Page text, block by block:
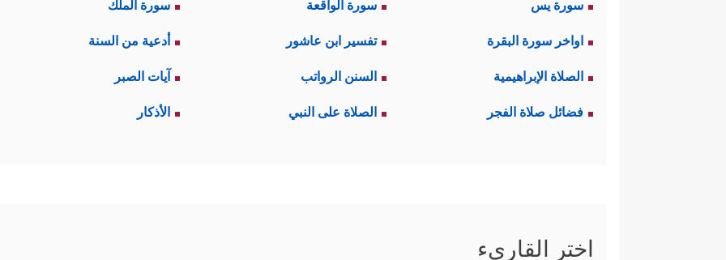
سورة يس سورة الواقعة سورة الملك
اواخر سورة البقرة تفسير ابن عاشور أدعية من السنة
الصلاة الإبراهيمية السنن الرواتب آيات الصبر
فضائل صلاة الفجر الصلاة على النبي الأذكار
اختر القاريء